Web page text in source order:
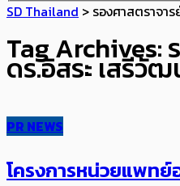
SD Thailand > รองศาสตราจา
Tag Archives:
ดร.อิสระ เสรีวั
PR NEWS
โครงการหน่วยแพทย์